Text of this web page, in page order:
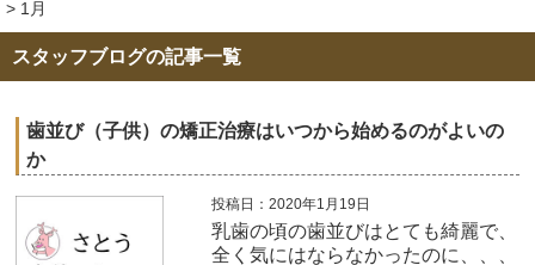
> 1月
スタッフブログの記事一覧
歯並び（子供）の矯正治療はいつから始めるのがよいの
か
投稿日：2020年1月19日
乳歯の頃の歯並びはとても綺麗で、
全く気にはならなかったのに、、、